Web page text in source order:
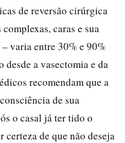
de reversão cirúrgica
caras e sua
varia entre 30% e 90%
a vasectomia e da
recomendam que a
de sua
o casal já ter tido o
de que não deseja